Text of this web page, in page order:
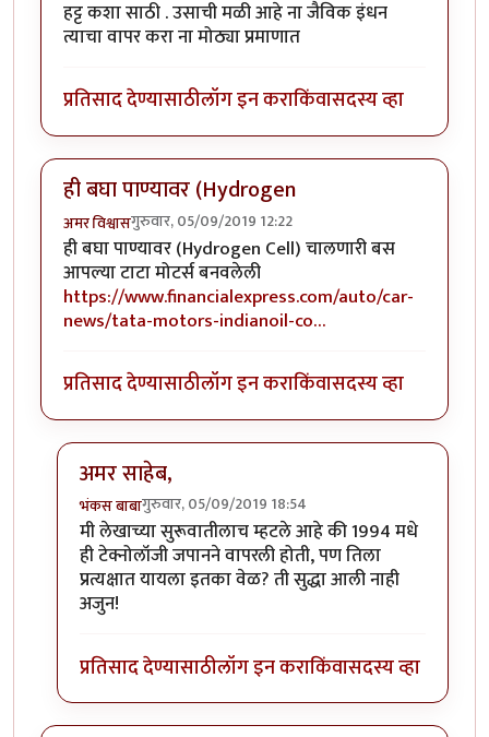
हट्ट कशा साठी . उसाची मळी आहे ना जैविक इंधन
त्याचा वापर करा ना मोठ्या प्रमाणात
प्रतिसाद देण्यासाठीलॉग इन कराकिंवासदस्य व्हा
ही बघा पाण्यावर (Hydrogen
अमर विश्वासगुरुवार, 05/09/2019 12:22
ही बघा पाण्यावर (Hydrogen Cell) चालणारी बस
आपल्या टाटा मोटर्स बनवलेली
https://www.financialexpress.com/auto/car-
news/tata-motors-indianoil-co…
प्रतिसाद देण्यासाठीलॉग इन कराकिंवासदस्य व्हा
अमर साहेब,
भंकस बाबागुरुवार, 05/09/2019 18:54
In reply toही बघा पाण्यावर (Hydrogenbyअमर विश्वास
मी लेखाच्या सुरूवातीलाच म्हटले आहे की 1994 मधे
ही टेक्नोलॉजी जपानने वापरली होती, पण तिला
प्रत्यक्षात यायला इतका वेळ? ती सुद्धा आली नाही
अजुन!
प्रतिसाद देण्यासाठीलॉग इन कराकिंवासदस्य व्हा